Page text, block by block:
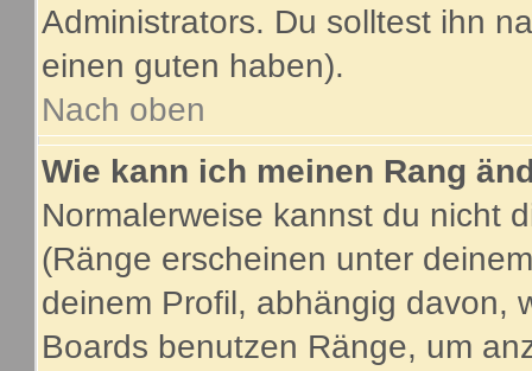
Administrators. Du solltest ihn
einen guten haben).
Nach oben
Wie kann ich meinen Rang
Normalerweise kannst du nicht
(Ränge erscheinen unter
deinem Profil, abhängig davon,
Boards benutzen Ränge, um